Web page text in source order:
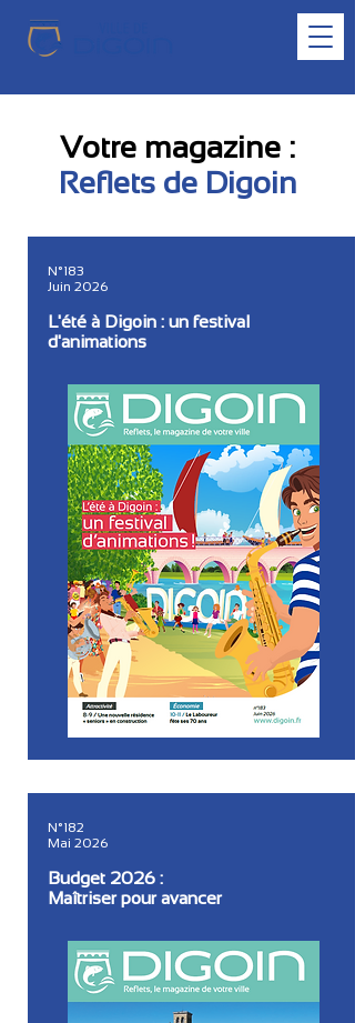
Votre magazine :
Reflets de Digoin
N°183
Juin 2026
L'été à Digoin : un festival
d'animations
N°182
Mai 2026
Budget 2026 :
Maîtriser pour avancer